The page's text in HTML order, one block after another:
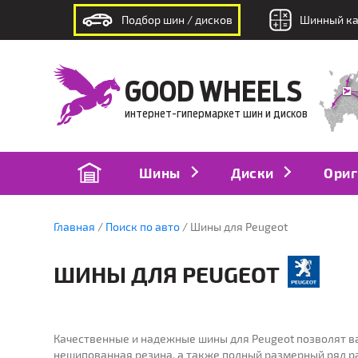
Подбор шин / дисков Шинный
GOOD WHEELS
интернет-гипермаркет шин и дисков
Шины Диски
Главная Поиск по авто Шины для Peugeot
ШИНЫ ДЛЯ PEUGEOT
по модели авто
Качественные и надежные шины для Peugeot позволят
нешипованная резина, а также полный размерный ряд